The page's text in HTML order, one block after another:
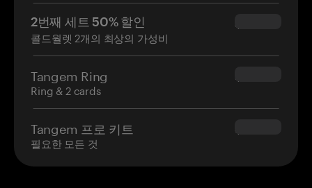
2번째 세트 50% 할인
콜드월렛 2개의 최상의 가성비
$34.95
Tangem Ring
Ring & 2 cards
$160.00
Tangem 프로 키트
필요한 모든 것
$180.00